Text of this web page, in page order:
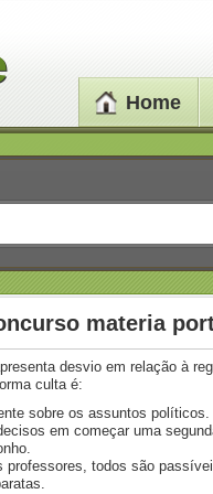
Home
materia
desvio em relação à
culta é:
sobre os assuntos políticos.
em começar uma
professores, todos são